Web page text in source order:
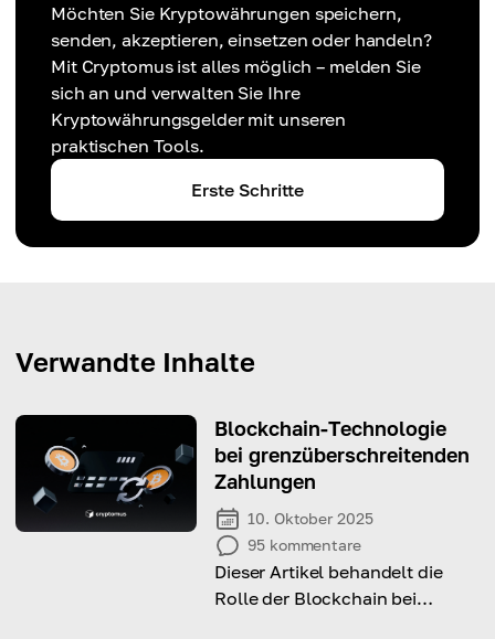
Möchten Sie Kryptowährungen speichern,
senden, akzeptieren, einsetzen oder handeln?
Mit Cryptomus ist alles möglich – melden Sie
sich an und verwalten Sie Ihre
Kryptowährungsgelder mit unseren
praktischen Tools.
Erste Schritte
Verwandte Inhalte
Blockchain-Technologie
bei grenzüberschreitenden
Zahlungen
10. Oktober 2025
95 kommentare
Dieser Artikel behandelt die
Rolle der Blockchain bei